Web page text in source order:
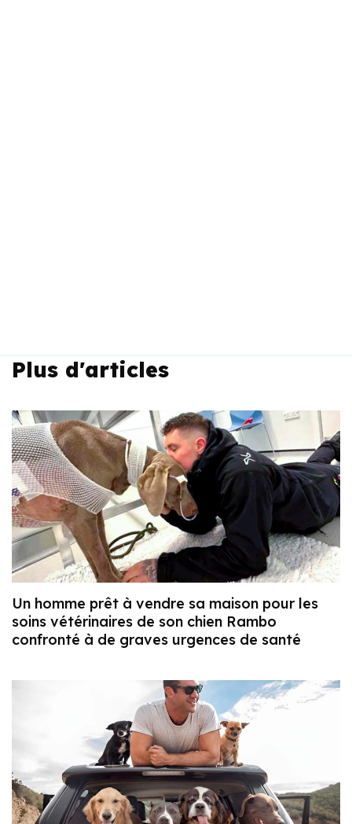
Plus d'articles
Un homme prêt à vendre sa maison pour les
soins vétérinaires de son chien Rambo
confronté à de graves urgences de santé